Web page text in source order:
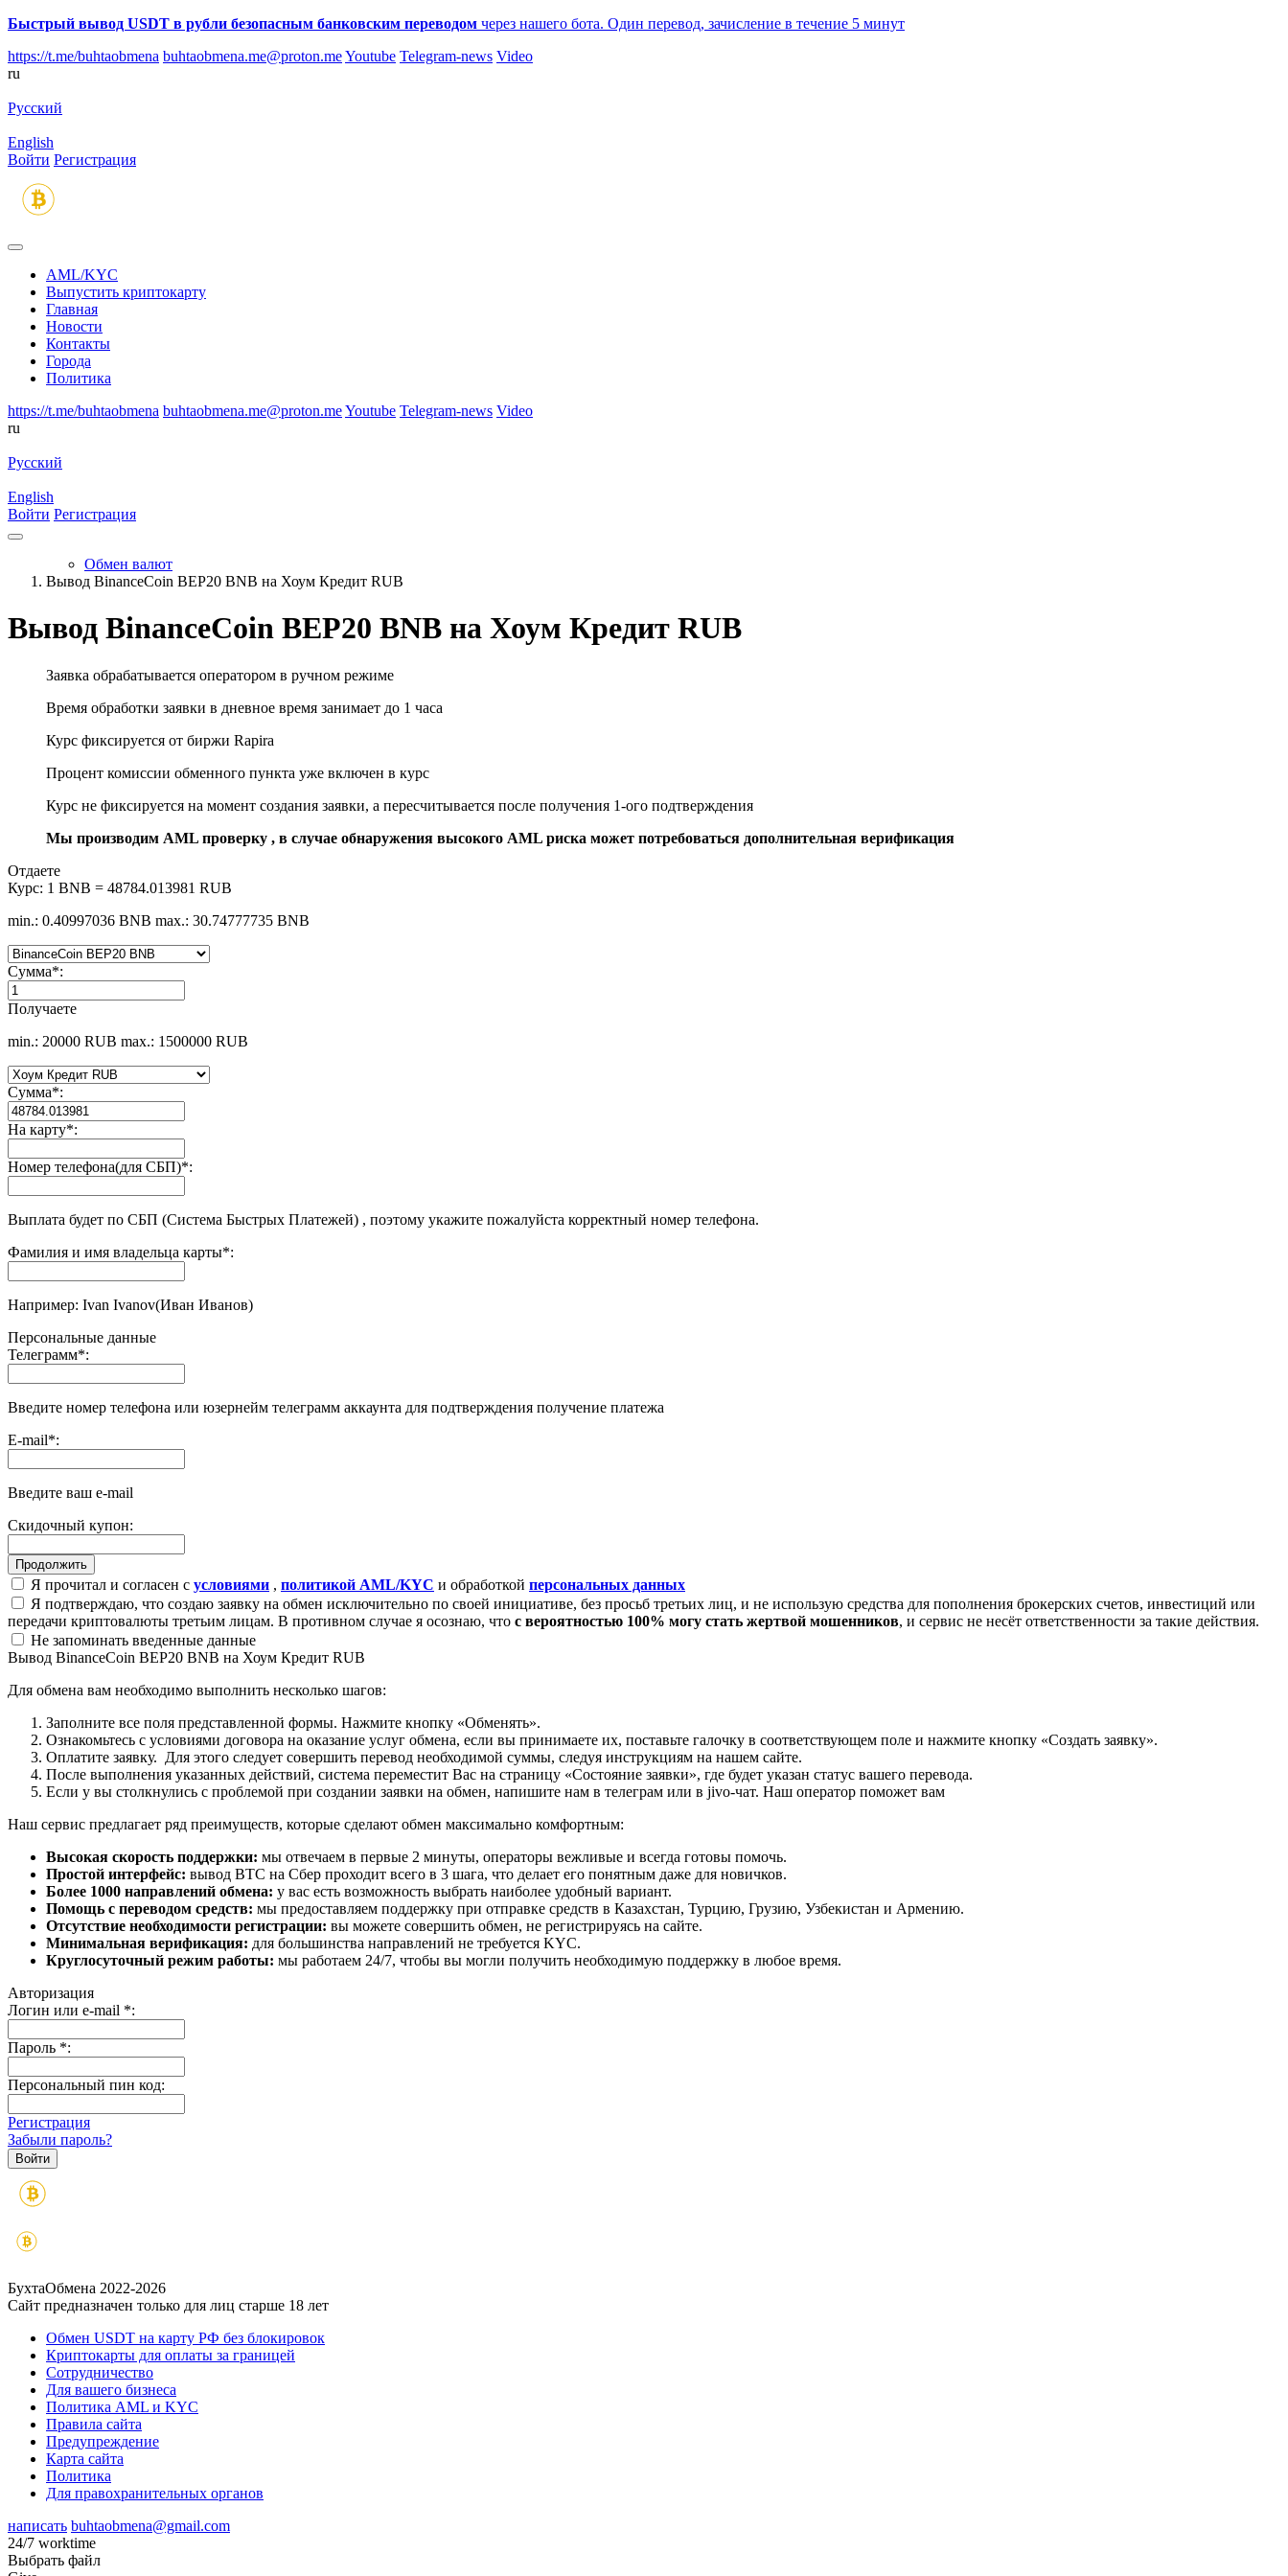
Быстрый вывод USDT в рубли безопасным банковским переводом через нашего бота. Один перевод, зачисление в течение 5 минут
https://t.me/buhtaobmena buhtaobmena.me@proton.meYoutube Telegram-news Video
ru
Русский
English
Войти Регистрация
AML/KYC
Выпустить криптокарту
Главная
Новости
Контакты
Города
Политика
https://t.me/buhtaobmena buhtaobmena.me@proton.meYoutube Telegram-news Video
ru
Русский
English
Войти Регистрация
Обмен валют
Вывод BinanceCoin BEP20 BNB на Хоум Кредит RUB
Вывод BinanceCoin BEP20 BNB на Хоум Кредит RUB
Заявка обрабатывается оператором в ручном режиме
Время обработки заявки в дневное время занимает до 1 часа
Курс фиксируется от биржи Rapira
Процент комиссии обменного пункта уже включен в курс
Курс не фиксируется на момент создания заявки, а пересчитывается после получения 1-ого подтверждения
Мы производим AML проверку , в случае обнаружения высокого AML риска может потребоваться дополнительная верификация
Отдаете
Курс: 1 BNB = 48784.013981 RUB
min.: 0.40997036 BNB max.: 30.74777735 BNB
Сумма*:
Получаете
min.: 20000 RUB max.: 1500000 RUB
Сумма*:
На карту*:
Номер телефона(для СБП)*:
Выплата будет по СБП (Система Быстрых Платежей) , поэтому укажите пожалуйста корректный номер телефона.
Фамилия и имя владельца карты*:
Например: Ivan Ivanov(Иван Иванов)
Персональные данные
Телеграмм*:
Введите номер телефона или юзернейм телеграмм аккаунта для подтверждения получение платежа
E-mail*:
Введите ваш e-mail
Скидочный купон:
Я прочитал и согласен с условиями , политикой AML/KYC и обработкой персональных данных
Я подтверждаю, что создаю заявку на обмен исключительно по своей инициативе, без просьб третьих лиц, и не использую средства для пополнения брокерских счетов, инвестиций или
передачи криптовалюты третьим лицам. В противном случае я осознаю, что с вероятностью 100% могу стать жертвой мошенников, и сервис не несёт ответственности за такие действия.
Не запоминать введенные данные
Вывод BinanceCoin BEP20 BNB на Хоум Кредит RUB
Для обмена вам необходимо выполнить несколько шагов:
Заполните все поля представленной формы. Нажмите кнопку «Обменять».
Ознакомьтесь с условиями договора на оказание услуг обмена, если вы принимаете их, поставьте галочку в соответствующем поле и нажмите кнопку «Создать заявку».
Оплатите заявку. Для этого следует совершить перевод необходимой суммы, следуя инструкциям на нашем сайте.
После выполнения указанных действий, система переместит Вас на страницу «Состояние заявки», где будет указан статус вашего перевода.
Если у вы столкнулись с проблемой при создании заявки на обмен, напишите нам в телеграм или в jivo-чат. Наш оператор поможет вам
Наш сервис предлагает ряд преимуществ, которые сделают обмен максимально комфортным:
Высокая скорость поддержки: мы отвечаем в первые 2 минуты, операторы вежливые и всегда готовы помочь.
Простой интерфейс: вывод BTC на Сбер проходит всего в 3 шага, что делает его понятным даже для новичков.
Более 1000 направлений обмена: у вас есть возможность выбрать наиболее удобный вариант.
Помощь с переводом средств: мы предоставляем поддержку при отправке средств в Казахстан, Турцию, Грузию, Узбекистан и Армению.
Отсутствие необходимости регистрации: вы можете совершить обмен, не регистрируясь на сайте.
Минимальная верификация: для большинства направлений не требуется KYC.
Круглосуточный режим работы: мы работаем 24/7, чтобы вы могли получить необходимую поддержку в любое время.
Авторизация
Логин или e-mail *:
Пароль *:
Персональный пин код:
Регистрация
Забыли пароль?
БухтаОбмена 2022-2026
Сайт предназначен только для лиц старше 18 лет
Обмен USDT на карту РФ без блокировок
Криптокарты для оплаты за границей
Сотрудничество
Для вашего бизнеса
Политика AML и KYC
Правила сайта
Предупреждение
Карта сайта
Политика
Для правохранительных органов
написать buhtaobmena@gmail.com
24/7 worktime
Выбрать файл